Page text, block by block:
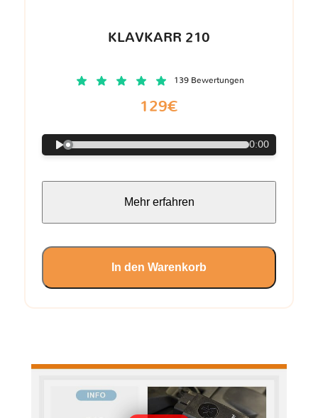
KLAVKARR 210
139 Bewertungen
129€
0:00
Mehr erfahren
In den Warenkorb